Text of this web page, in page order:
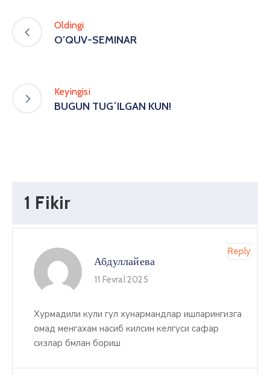
Oldingi
O’QUV-SEMINAR
Keyingisi
BUGUN TUGʻILGAN KUN!
1 Fikir
Абдуллайева
11 Fevral 2025
Хурмадили кули гул хунармандлар ишларингизга
омад менгахам насиб килсин келгуси сафар
сизлар бмлан бориш
Reply